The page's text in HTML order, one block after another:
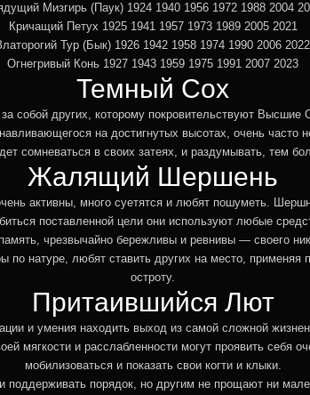
Мизгирь (Паук) 1924 1940 1956 1972 1988 2004
Кричащий Петух 1925 1941 1957 1973 1989 2005 2021
Тур (Бык) 1926 1942 1958 1974 1990 2006 2022
Огнегривый Конь 1927 1943 1959 1975 1991 2007 2023
Темный Сох
собой других, которому покровительствуют
на достигнутых высотах, очень часто
сомневаться в своих затеях, и раздумывать, тем
Жалящий Шершень
активны, много суетятся и любят пошуметь.
поставленной цели они используют любые
чрезвычайно бережливы и ревнивы — своего
по натуре, любят ставить других на место, применяя
остроту.
Притаившийся Лют
и умения находить выход из самой сложной
мягкости и расслабленности могут проявить себя
мобилизоваться и показать свои когти и клыки.
поддерживать порядок, но другим не прощают ни